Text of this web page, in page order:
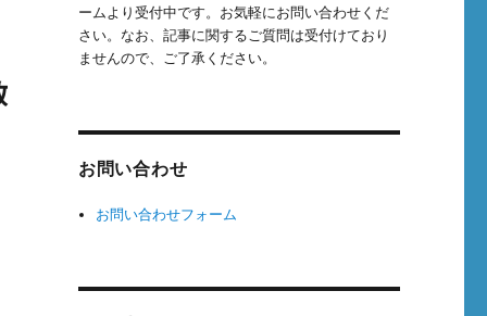
ームより受付中です。お気軽にお問い合わせくだ
さい。なお、記事に関するご質問は受付けており
ませんので、ご了承ください。
お問い合わせ
お問い合わせフォーム